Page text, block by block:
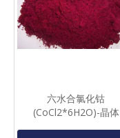
六水合氯化钴
(CoCl2*6H2O)-晶体